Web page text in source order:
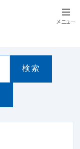
検索
メニュー